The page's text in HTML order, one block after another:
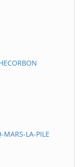
LA-PILE